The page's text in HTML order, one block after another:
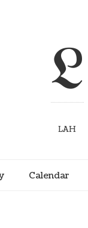
L
LAH
Calendar